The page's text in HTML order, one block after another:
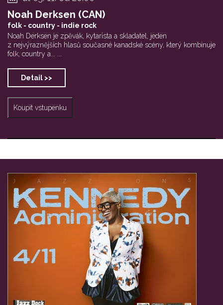
Noah Derksen (CAN)
folk - country - indie rock
Noah Derksen je zpěvák, kytarista a skladatel, jeden
z nejvýraznějších hlasů současné kanadské scény, který kombinuje
folk, country a... ...
Detail >>
Koupit vstupenku